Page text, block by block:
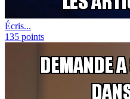
Écris...
135 points